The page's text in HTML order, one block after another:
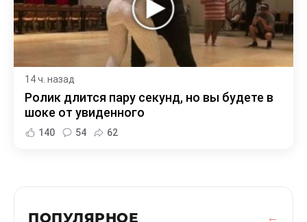
14 ч. назад
Ролик длится пару секунд, но вы будете в
шоке от увиденного
140 54 62
ПОПУЛЯРНОЕ